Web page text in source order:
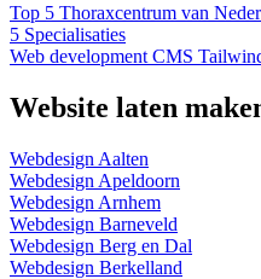
Top 5 Thoraxcentrum van
5 Specialisaties
Web development CMS
Website laten
Webdesign Aalten
Webdesign Apeldoorn
Webdesign Arnhem
Webdesign Barneveld
Webdesign Berg en Dal
Webdesign Berkelland